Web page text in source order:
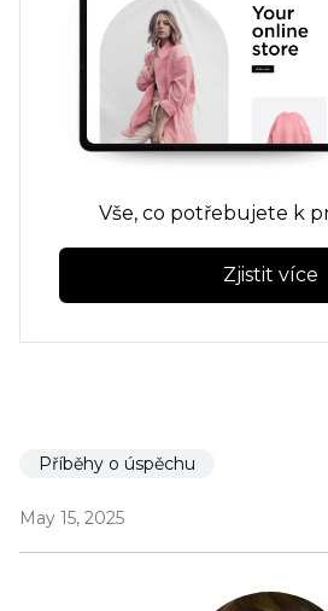
Vše, co potřebujete k
Zjistit více
Příběhy o úspěchu
May 15, 2025